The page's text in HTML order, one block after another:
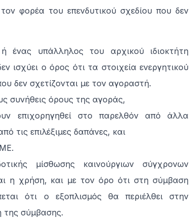
φορέα του επενδυτικού σχεδίου που δεν
ένας υπάλληλος του αρχικού ιδιοκτήτη
ισχύει ο όρος ότι τα στοιχεία ενεργητικού
δεν σχετίζονται με τον αγοραστή.
συνήθεις όρους της αγοράς,
επιχορηγηθεί στο παρελθόν από άλλα
τις επιλέξιμες δαπάνες, και
μίσθωσης καινούργιων σύγχρονων
η χρήση, και με τον όρο ότι στη σύμβαση
ότι ο εξοπλισμός θα περιέλθει στην
της σύμβασης.